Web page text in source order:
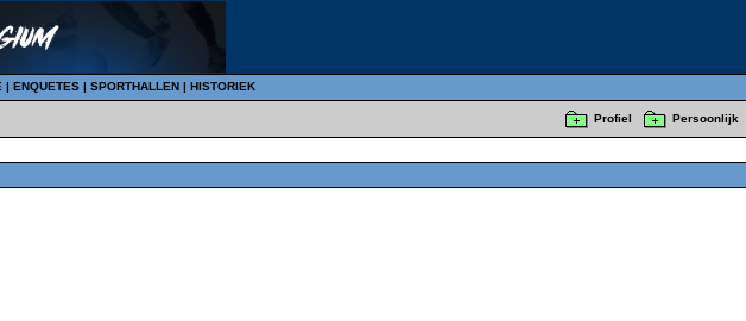
| ENQUETES | SPORTHALLEN | HISTORIEK
Profiel Persoonlijk